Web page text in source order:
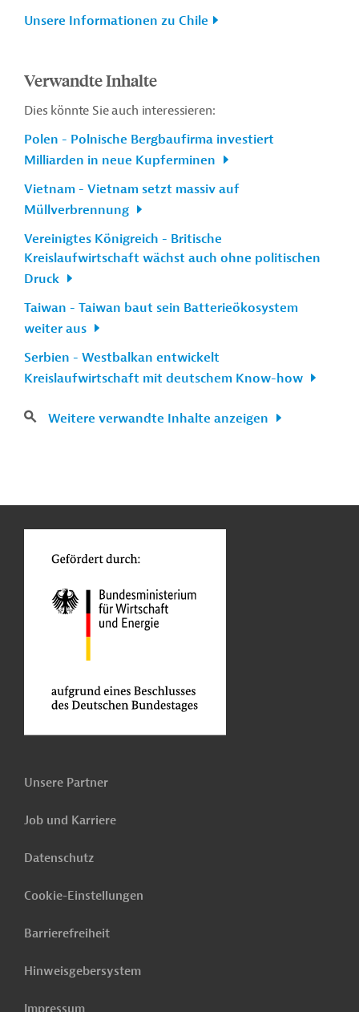
Unsere Informationen zu Chile
Verwandte Inhalte
Dies könnte Sie auch interessieren:
Polen - Polnische Bergbaufirma investiert
Milliarden in neue Kupferminen
Vietnam - Vietnam setzt massiv auf
Müllverbrennung
Vereinigtes Königreich - Britische
Kreislaufwirtschaft wächst auch ohne politischen
Druck
Taiwan - Taiwan baut sein Batterieökosystem
weiter aus
Serbien - Westbalkan entwickelt
Kreislaufwirtschaft mit deutschem Know-how
Weitere verwandte Inhalte anzeigen
Unsere Partner
Job und Karriere
Datenschutz
Cookie-Einstellungen
Barrierefreiheit
Hinweisgebersystem